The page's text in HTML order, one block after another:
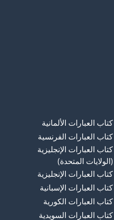
كتاب العبارات الألمانية
كتاب العبارات الفرنسية
كتاب العبارات الإنجليزية
(الولايات المتحدة)
كتاب العبارات الإنجليزية
كتاب العبارات الإسبانية
كتاب العبارات الكورية
كتاب العبارات السويدية